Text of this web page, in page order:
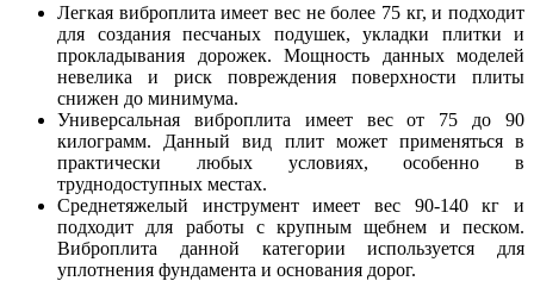
Легкая виброплита имеет вес не более 75 кг, и подходит
для создания песчаных подушек, укладки плитки и
прокладывания дорожек. Мощность данных моделей
невелика и риск повреждения поверхности плиты
снижен до минимума.
Универсальная виброплита имеет вес от 75 до 90
килограмм. Данный вид плит может применяться в
практически любых условиях, особенно в
труднодоступных местах.
Среднетяжелый инструмент имеет вес 90-140 кг и
подходит для работы с крупным щебнем и песком.
Виброплита данной категории используется для
уплотнения фундамента и основания дорог.